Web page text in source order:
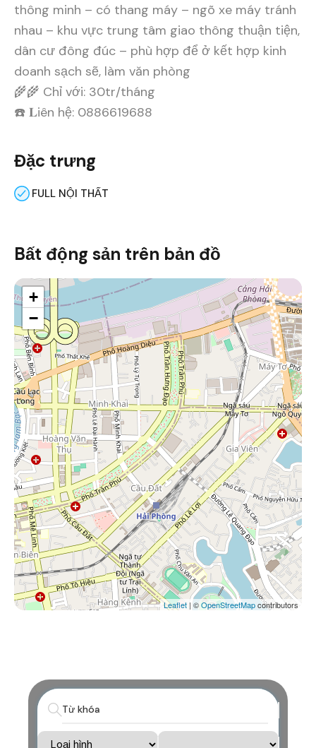
thông minh – có thang máy – ngõ xe máy tránh
nhau – khu vực trung tâm giao thông thuận tiện,
dân cư đông đúc – phù hợp để ở kết hợp kinh
doanh sạch sẽ, làm văn phòng
🌾🌾 Chỉ với: 30tr/tháng
☎️ 𝐋iên hệ: 0886619688
Đặc trưng
FULL NỘI THẤT
Bất động sản trên bản đồ
+
−
Leaflet | ©OpenStreetMapcontributors